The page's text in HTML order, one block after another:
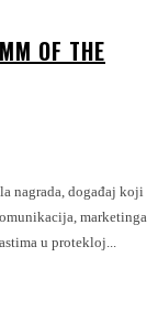
OF THE
nagrada, događaj koji
marketinga
u protekloj...